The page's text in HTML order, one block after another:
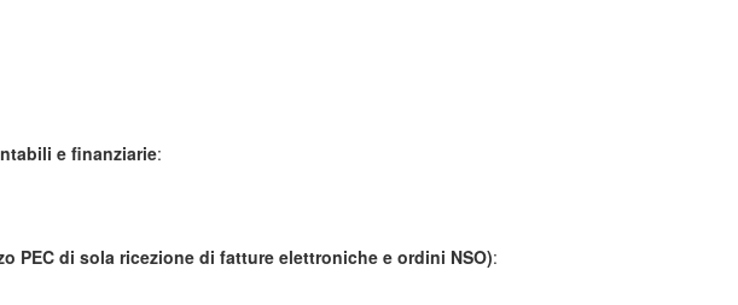
e finanziarie:
PEC di sola ricezione di fatture elettroniche e ordini NSO):